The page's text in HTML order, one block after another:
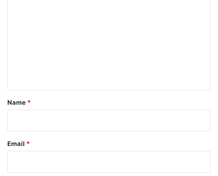
*
Name *
Email *